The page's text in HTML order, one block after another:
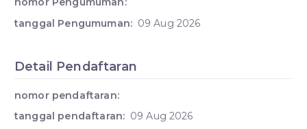
tanggal Pengumuman: 09 Aug 2026
Detail Pendaftaran
nomor pendaftaran:
tanggal pendaftaran: 09 Aug 2026